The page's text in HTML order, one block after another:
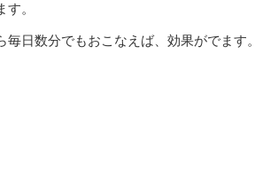
。
日数分でもおこなえば、効果がでます。